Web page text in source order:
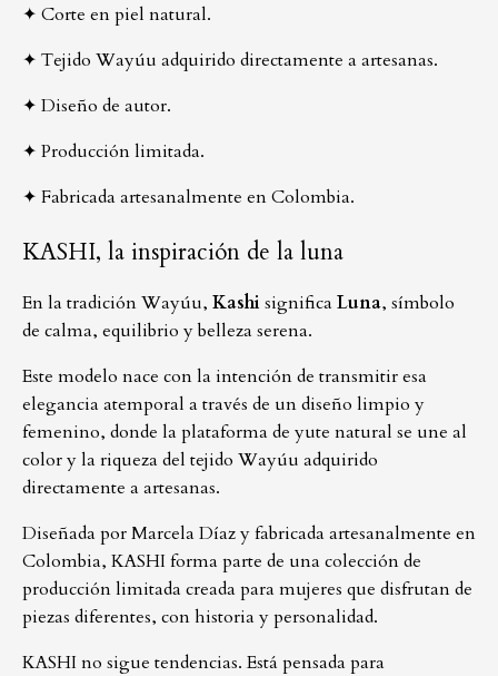
✦ Corte en piel natural.
✦ Tejido Wayúu adquirido directamente a artesanas.
✦ Diseño de autor.
✦ Producción limitada.
✦ Fabricada artesanalmente en Colombia.
KASHI, la inspiración de la luna
En la tradición Wayúu, Kashi significa Luna, símbolo
de calma, equilibrio y belleza serena.
Este modelo nace con la intención de transmitir esa
elegancia atemporal a través de un diseño limpio y
femenino, donde la plataforma de yute natural se une al
color y la riqueza del tejido Wayúu adquirido
directamente a artesanas.
Diseñada por Marcela Díaz y fabricada artesanalmente en
Colombia, KASHI forma parte de una colección de
producción limitada creada para mujeres que disfrutan de
piezas diferentes, con historia y personalidad.
KASHI no sigue tendencias. Está pensada para